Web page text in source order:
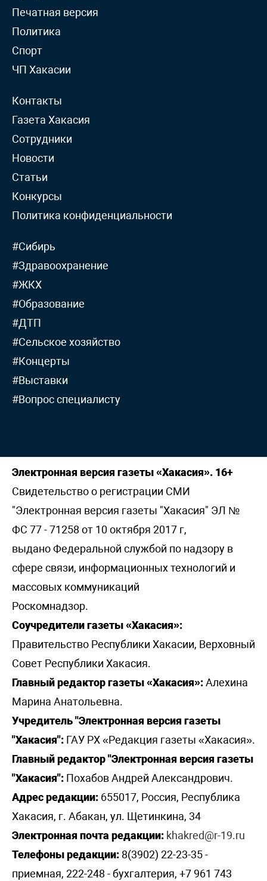
Печатная версия
Политика
Спорт
ЧП Хакасии
Контакты
Газета Хакасия
Сотрудники
Новости
Статьи
Конкурсы
Политика конфиденциальности
#Сибирь
#Здравоохранение
#ЖКХ
#Образование
#ДТП
#Сельское хозяйство
#Концерты
#Выставки
#Вопрос специалисту
Электронная версия газеты «Хакасия». 16+
Свидетельство о регистрации СМИ
"Электронная версия газеты "Хакасия" ЭЛ №
ФС 77 - 71258 от 10 октября 2017 г,
выдано Федеральной службой по надзору в
сфере связи, информационных технологий и
массовых коммуникаций
Роскомнадзор.
Соучредители газеты «Хакасия»:
Правительство Республики Хакасии, Верховный
Совет Республики Хакасия.
Главный редактор газеты «Хакасия»:Алехина
Марина Анатольевна.
Учредитель "Электронная версия газеты
"Хакасия": ГАУ РХ «Редакция газеты «Хакасия».
Главный редактор "Электронная версия газеты
"Хакасия": Похабов Андрей Александрович.
Адрес редакции: 655017, Россия, Республика
Хакасия, г. Абакан, ул. Щетинкина, 34
Электронная почта редакции: khakred@r-19.ru
Телефоны редакции: 8(3902) 22-23-35 -
приемная, 222-248 - бухгалтерия, +7 961 743